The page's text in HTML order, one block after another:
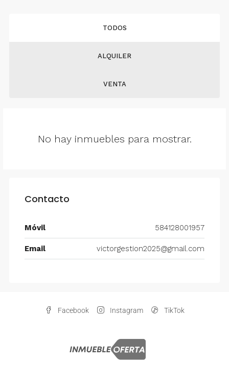
TODOS
ALQUILER
VENTA
No hay inmuebles para mostrar.
Contacto
Móvil 584128001957
Email victorgestion2025@gmail.com
Facebook Instagram TikTok